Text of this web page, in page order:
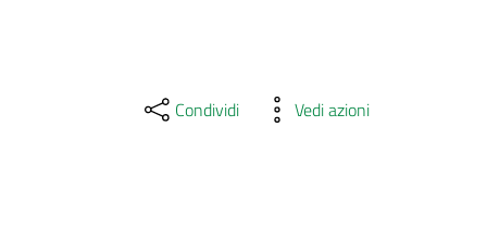
Condividi Vedi azioni